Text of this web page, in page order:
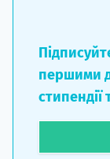
першими